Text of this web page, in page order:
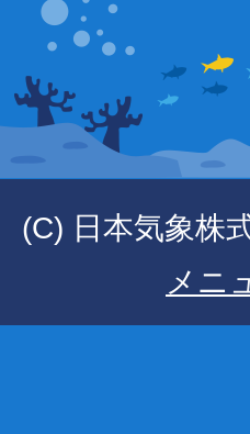
(C) 日本気象株
メニ